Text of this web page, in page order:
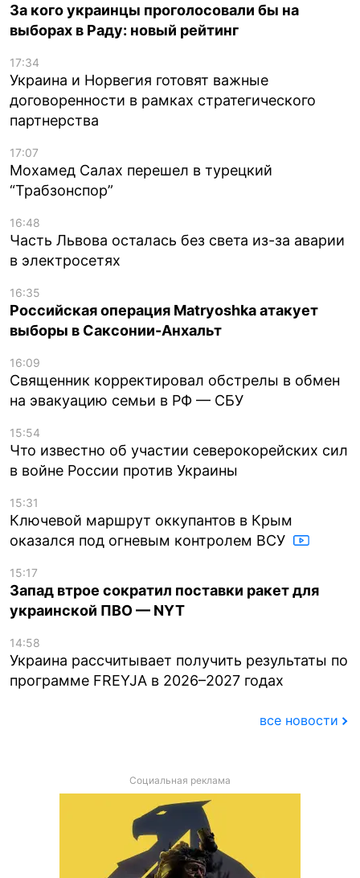
За кого украинцы проголосовали бы на
выборах в Раду: новый рейтинг
17:34
Украина и Норвегия готовят важные
договоренности в рамках стратегического
партнерства
17:07
Мохамед Салах перешел в турецкий
“Трабзонспор”
16:48
Часть Львова осталась без света из-за аварии
в электросетях
16:35
Российская операция Matryoshka атакует
выборы в Саксонии-Анхальт
16:09
Священник корректировал обстрелы в обмен
на эвакуацию семьи в РФ — СБУ
15:54
Что известно об участии северокорейских сил
в войне России против Украины
15:31
Ключевой маршрут оккупантов в Крым
оказался под огневым контролем ВСУ
15:17
Запад втрое сократил поставки ракет для
украинской ПВО — NYT
14:58
Украина рассчитывает получить результаты по
программе FREYJA в 2026–2027 годах
все новости
Социальная реклама